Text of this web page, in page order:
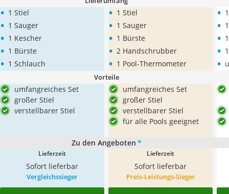
• 1 Stiel
• 1 Sauger
• 1 Kescher
• 1 Bürste
• 1 Schlauch
• 1 Stiel
• 1 Sauger
• 1 Bürste
• 2 Handschrubber
• 1 Pool-Thermometer
•
•
•
•
•
Vorteile
umfangreiches Set
großer Stiel
verstellbarer Stiel
umfangreiches Set
großer Stiel
verstellbarer Stiel
für alle Pools geeignet
Zu den Angeboten *
Lieferzeit
Sofort lieferbar
Lieferzeit
Sofort lieferbar
Vergleichssieger Preis-Leistungs-Sieger